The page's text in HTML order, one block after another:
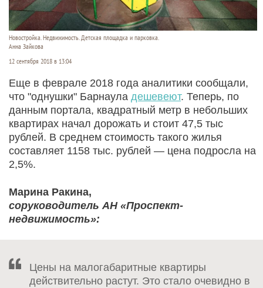
Новостройка. Недвижимость. Детская площадка и парковка.
Анна Зайкова
12 сентября 2018 в 13:04
Еще в феврале 2018 года аналитики сообщали,
что "однушки" Барнаула дешевеют. Теперь, по
данным портала, квадратный метр в небольших
квартирах начал дорожать и стоит 47,5 тыс
рублей. В среднем стоимость такого жилья
составляет 1158 тыс. рублей — цена подросла на
2,5%.
Марина Ракина,
соруководитель АН «Проспект-
недвижимость»:
Цены на малогабаритные квартиры
действительно растут. Это стало очевидно в